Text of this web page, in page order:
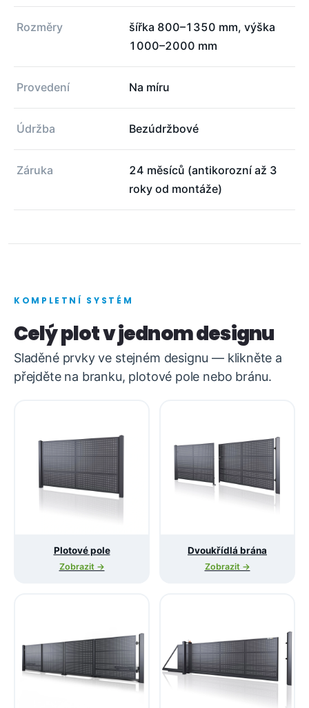
Rozměry
šířka 800–1350 mm, výška
1000–2000 mm
Provedení Na míru
Údržba Bezúdržbové
Záruka
24 měsíců (antikorozní až 3
roky od montáže)
KOMPLETNÍ SYSTÉM
Celý plot v jednom designu
Sladěné prvky ve stejném designu — klikněte a
přejděte na branku, plotové pole nebo bránu.
Plotové pole
Zobrazit →
Dvoukřídlá brána
Zobrazit →